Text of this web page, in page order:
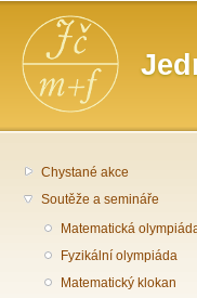
Hlavní menu
Chystané akce
Soutěže a semináře
Matematická
Fyzikální olympiáda
Matematický klokan